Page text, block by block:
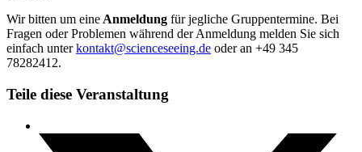
Wir bitten um eineAnmeldung für jegliche Gruppentermine. Bei
Fragen oder Problemen während der Anmeldung melden Sie sich
einfach unterkontakt@scienceseeing.de oder an +49 345
78282412.
Teile diese Veranstaltung